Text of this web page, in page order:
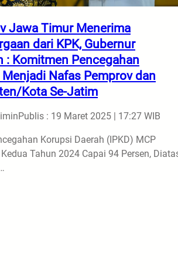
Jawa Timur Menerima
dari KPK, Gubernur
: Komitmen Pencegahan
Nafas Pemprov dan
Kota Se-Jatim
Publis : 19 Maret 2025 | 17:27 WIB
Korupsi Daerah (IPKD) MCP
Tahun 2024 Capai 94 Persen,